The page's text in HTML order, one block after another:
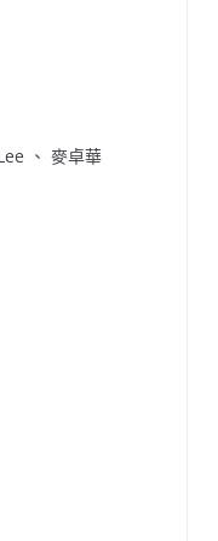
、 麥卓華